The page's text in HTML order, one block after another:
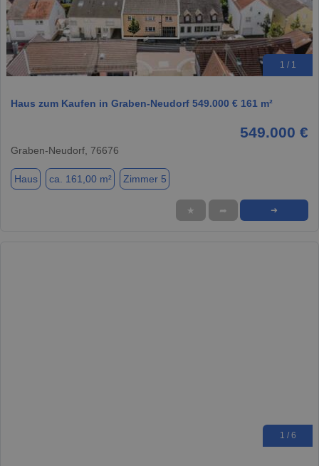
1 / 1
Haus zum Kaufen in Graben-Neudorf 549.000 € 161 m²
549.000 €
Graben-Neudorf, 76676
Haus ca. 161,00 m² Zimmer 5
★ ➦ ➜
1 / 6